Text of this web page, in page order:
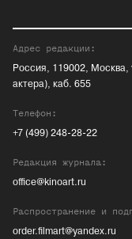
Адрес редакции:
Россия, 119002,
актера), каб. 655
Телефон:
+7 (499) 248-28-22
Редакция журнала:
office@kinoart.ru
Распространение и
order.filmart@yandex.ru